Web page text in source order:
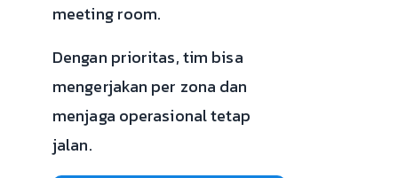
meeting room.
Dengan prioritas, tim bisa
mengerjakan per zona dan
menjaga operasional tetap
jalan.